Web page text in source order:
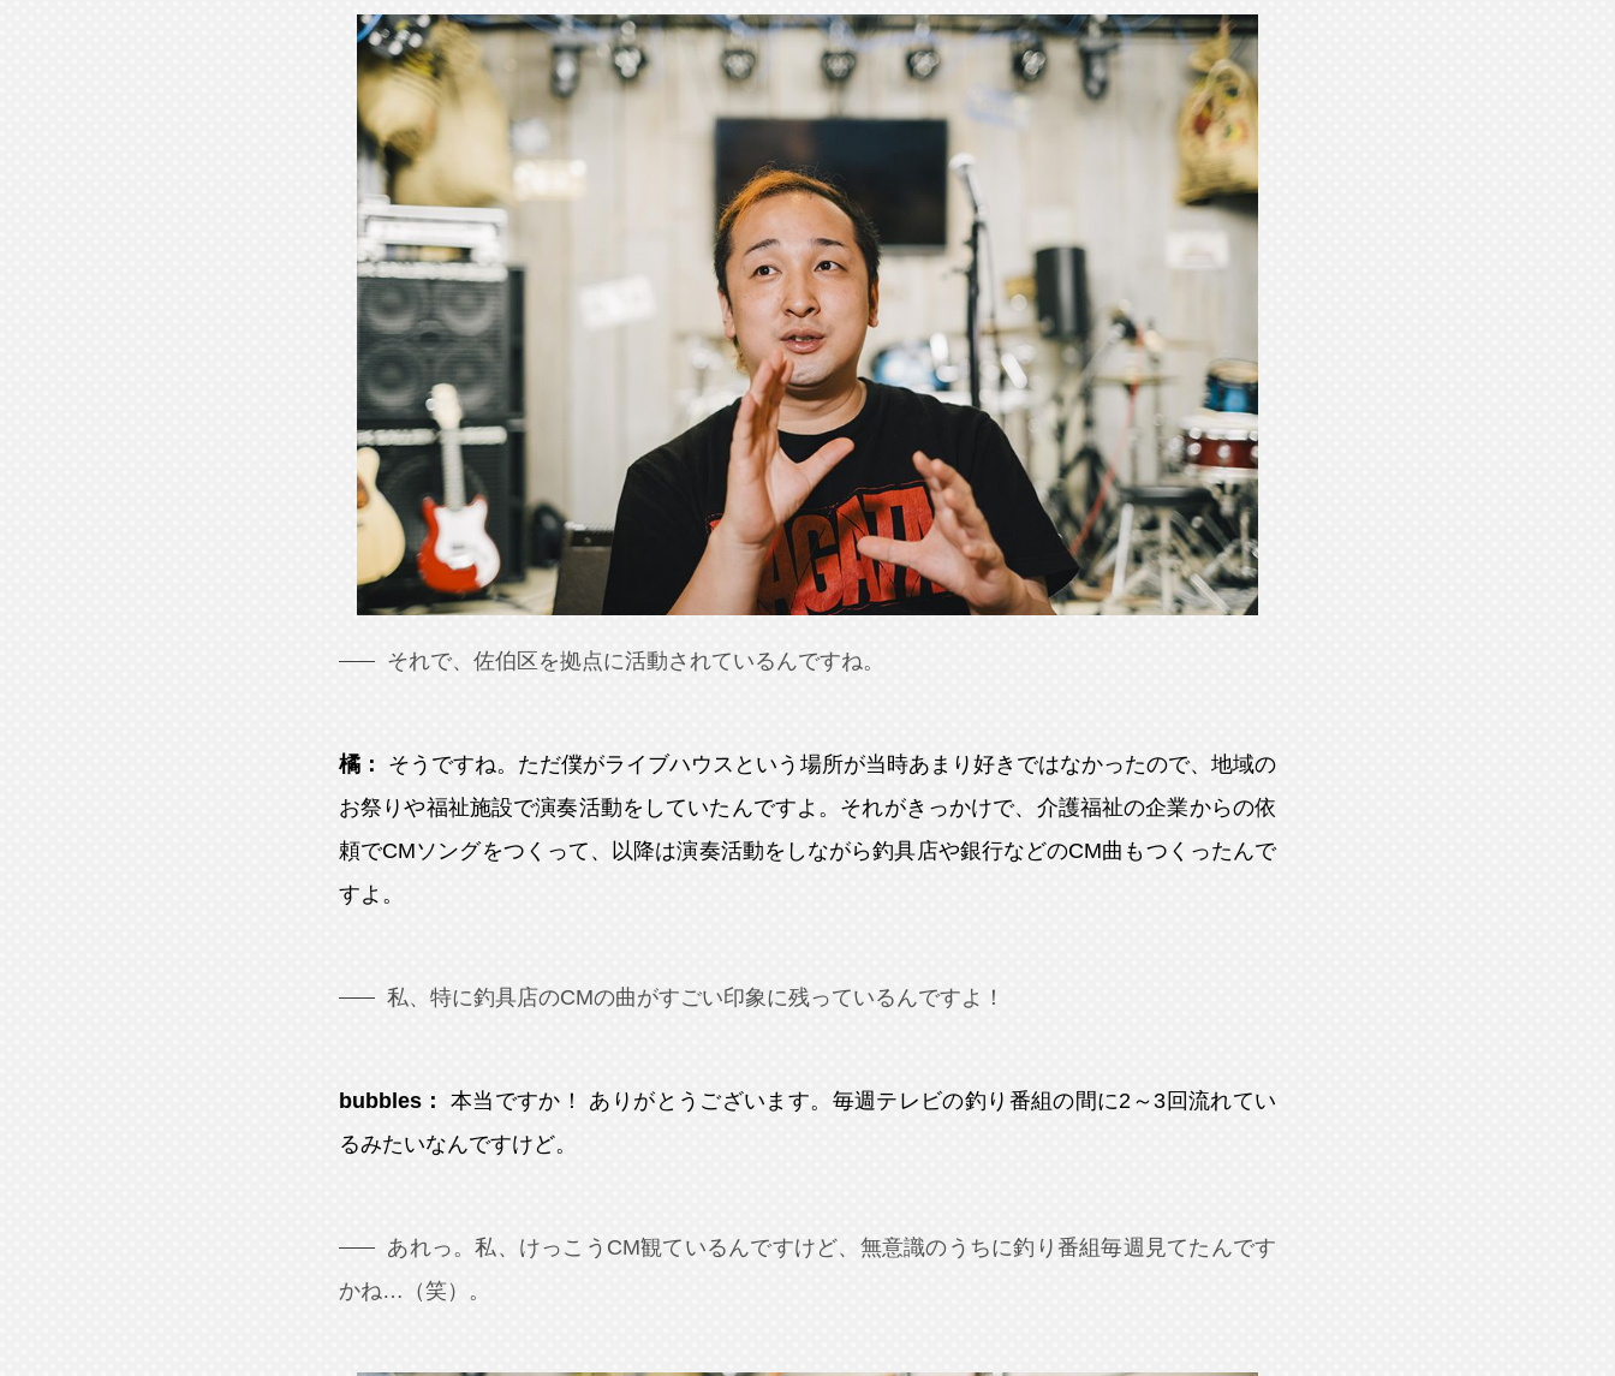
それで、佐伯区を拠点に活動されているんですね。
橘：
そうですね。ただ僕がライブハウスという場所が当時あまり好きではなかったので、地域の
お祭りや福祉施設で演奏活動をしていたんですよ。それがきっかけで、介護福祉の企業からの依
頼でCMソングをつくって、以降は演奏活動をしながら釣具店や銀行などのCM曲もつくったんで
すよ。
私、特に釣具店のCMの曲がすごい印象に残っているんですよ！
bubbles：
本当ですか！ ありがとうございます。毎週テレビの釣り番組の間に2～3回流れてい
るみたいなんですけど。
あれっ。私、けっこうCM観ているんですけど、無意識のうちに釣り番組毎週見てたんです
かね…（笑）。